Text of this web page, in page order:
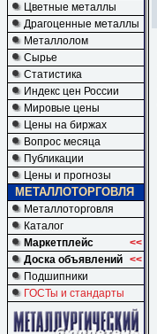
Цветные металлы
Драгоценные металлы
Металлолом
Сырье
Статистика
Индекс цен России
Мировые цены
Цены на биржах
Вопрос месяца
Публикации
Цены и прогнозы
МЕТАЛЛОТОРГОВЛЯ
Металлоторговля
Каталог
Маркетплейс
<<
Доска объявлений <<
Подшипники
ГОСТы и стандарты